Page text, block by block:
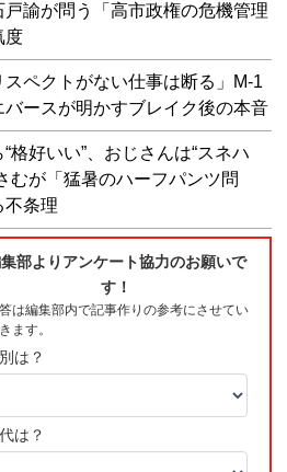
戸諭が問う「高市政権の危機管理
度
スペクトがない仕事は断る」M-1
バースが明かすブレイク後の本音
格好いい”、おじさんは“スネハ
むが「猛暑のハーフパンツ問
不条理